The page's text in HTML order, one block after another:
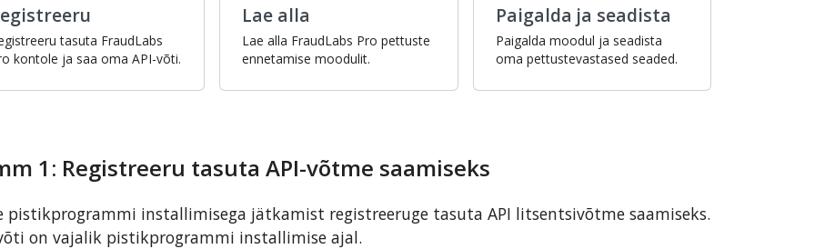
tasuta FraudLabs
kontole ja saa oma API-võti.
Lae alla
Lae alla FraudLabs Pro pettuste
ennetamise moodulit.
Paigalda ja seadista
Paigalda moodul ja seadista
oma pettustevastased seaded.
1: Registreeru tasuta API-võtme saamiseks
pistikprogrammi installimisega jätkamist registreeruge tasuta API litsentsivõtme saamiseks.
on vajalik pistikprogrammi installimise ajal.